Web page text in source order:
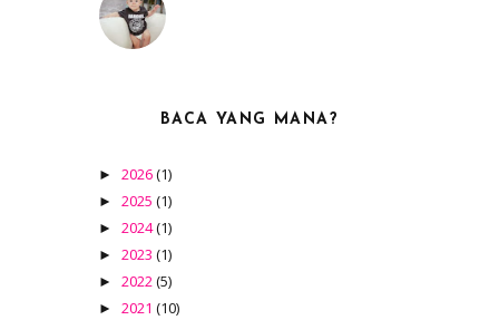
BACA YANG MANA?
►2026(1)
►2025(1)
►2024(1)
►2023(1)
►2022(5)
►2021(10)